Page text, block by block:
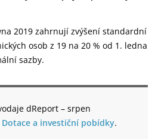
2019 zahrnují zvýšení standardní
osob z 19 na 20 % od 1. ledna
sazby.
dReport – srpen
a investiční pobídky.